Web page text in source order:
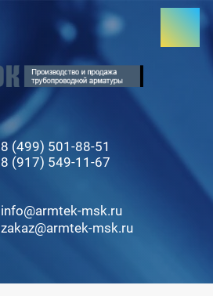
8 (499) 501-88-51
8 (917) 549-11-67
info@armtek-msk.ru
zakaz@armtek-msk.ru